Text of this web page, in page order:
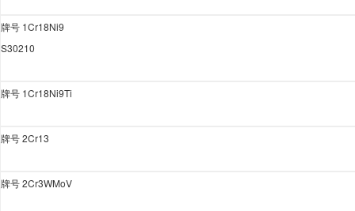
牌号 1Cr18Ni9
S30210
牌号 1Cr18Ni9Ti
牌号2Cr13
牌号2Cr3WMoV